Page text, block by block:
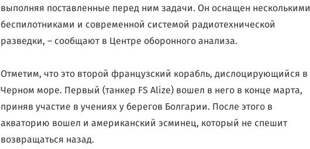
выполняя поставленные перед ним задачи. Он оснащен несколькими
беспилотниками и современной системой радиотехнической
разведки, – сообщают в Центре оборонного анализа.
Отметим, что это второй французский корабль, дислоцирующийся в
Черном море. Первый (танкер FS Alize) вошел в него в конце марта,
приняв участие в учениях у берегов Болгарии. После этого в
акваторию вошел и американский эсминец, который не спешит
возвращаться назад.